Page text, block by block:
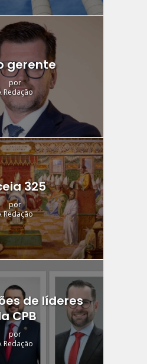
gerente
por
Redação
325
por
Redação
de líderes
CPB
por
Redação